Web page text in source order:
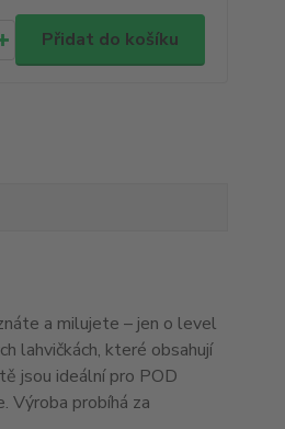
Přidat do košíku
a milujete – jen o level
lahvičkách, které obsahují
jsou ideální pro POD
Výroba probíhá za